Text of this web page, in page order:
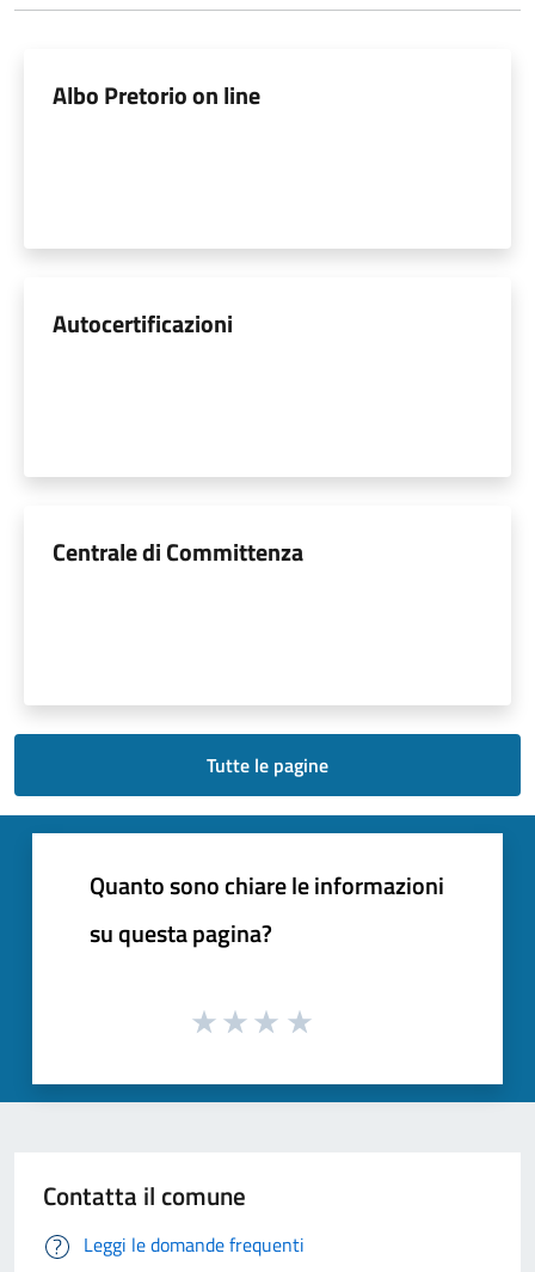
Albo Pretorio on line
Autocertificazioni
Centrale di Committenza
Tutte le pagine
Quanto sono chiare le informazioni
su questa pagina?
Contatta il comune
Leggi le domande frequenti